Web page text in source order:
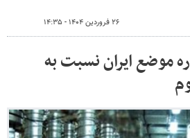
۲۶ فروردین ۱۴۰۴ - ۱۴:۳۵
موضع ایران نسبت به